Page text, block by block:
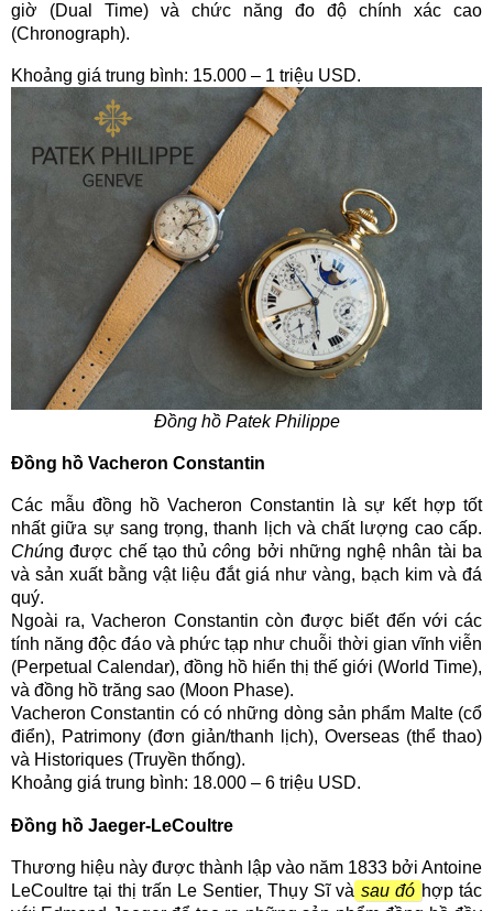
giờ (Dual Time) và chức năng đo độ chính xác cao
(Chronograph).
Khoảng giá trung bình: 15.000 – 1 triệu USD.
Đồng hồ Patek Philippe
Đồng hồ Vacheron Constantin
Các mẫu đồng hồ Vacheron Constantin là sự kết hợp tốt
nhất giữa sự sang trọng, thanh lịch và chất lượng cao cấp.
Chúng được chế tạo thủcông bởi những nghệ nhân tài ba
và sản xuất bằng vật liệu đắt giá như vàng, bạch kim và đá
quý.
Ngoài ra, Vacheron Constantin còn được biết đến với các
tính năng độc đáo và phức tạp như chuỗi thời gian vĩnh viễn
(Perpetual Calendar), đồng hồ hiển thị thế giới (World Time),
và đồng hồ trăng sao (Moon Phase).
Vacheron Constantin có có những dòng sản phẩm Malte (cổ
điển), Patrimony (đơn giản/thanh lịch), Overseas (thể thao)
và Historiques (Truyền thống).
Khoảng giá trung bình: 18.000 – 6 triệu USD.
Đồng hồ Jaeger-LeCoultre
Thương hiệu này được thành lập vào năm 1833 bởi Antoine
LeCoultre tại thị trấn Le Sentier, Thụy Sĩ và sau đó hợp tác